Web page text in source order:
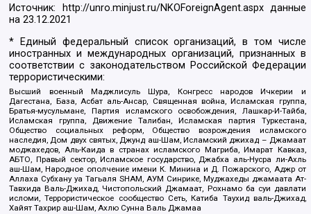
Источник: http://unro.minjust.ru/NKOForeignAgent.aspxданные
на23.12.2021
* Единый федеральный список организаций, в том числе
иностранных и международных организаций, признанных в
соответствии с законодательством Российской Федерации
террористическими:
Высший военный Маджлисуль Шура, Конгресс народов Ичкерии и
Дагестана, База, Асбат аль-Ансар, Священная война, Исламская группа,
Братья-мусульмане, Партия исламского освобождения, Лашкар-И-Тайба,
Исламская группа, Движение Талибан, Исламская партия Туркестана,
Общество социальных реформ, Общество возрождения исламского
наследия, Дом двух святых, Джунд аш-Шам, Исламский джихад – Джамаат
моджахедов, Аль-Каида в странах исламского Магриба, Имарат Кавказ,
АБТО, Правый сектор, Исламское государство, Джабха аль-Нусра ли-Ахль
аш-Шам, Народное ополчение имени К. Минина и Д. Пожарского, Аджр от
Аллаха Субхану уа Тагьаля SHAM, АУМ Синрике, Муджахеды джамаата Ат-
Тавхида Валь-Джихад, Чистопольский Джамаат, Рохнамо ба суи давлати
исломи, Террористическое сообщество Сеть, Катиба Таухид валь-Джихад,
Хайят Тахрир аш-Шам, Ахлю Сунна Валь Джамаа